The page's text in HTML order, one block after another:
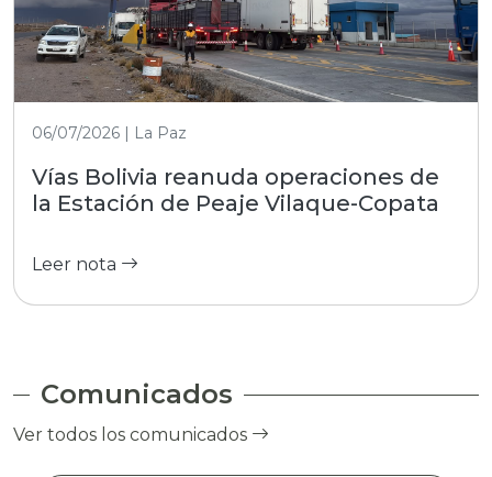
06/07/2026 | La Paz
Vías Bolivia reanuda operaciones de
la Estación de Peaje Vilaque-Copata
Leer nota
Comunicados
Ver todos los comunicados